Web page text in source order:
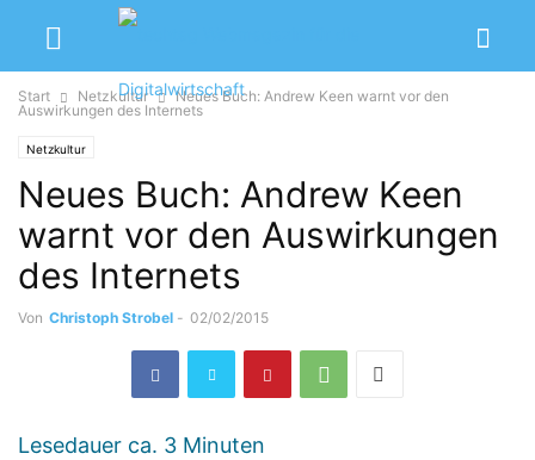
Start Netzkultur
Neues Buch: Andrew Keen warnt vor den
Auswirkungen des Internets
Netzkultur
Neues Buch: Andrew Keen
warnt vor den Auswirkungen
des Internets
Von Christoph Strobel - 02/02/2015
Lesedauer ca. 3 Minuten